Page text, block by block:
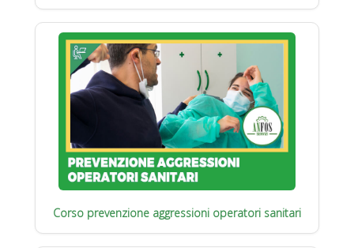
Corso prevenzione aggressioni operatori sanitari